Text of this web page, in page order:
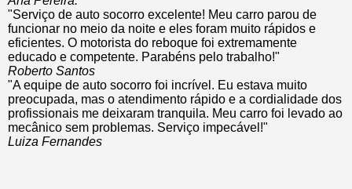
"Serviço de auto socorro excelente! Meu carro parou de
funcionar no meio da noite e eles foram muito rápidos e
eficientes. O motorista do reboque foi extremamente
educado e competente. Parabéns pelo trabalho!"
Roberto Santos
"A equipe de auto socorro foi incrível. Eu estava muito
preocupada, mas o atendimento rápido e a cordialidade dos
profissionais me deixaram tranquila. Meu carro foi levado ao
mecânico sem problemas. Serviço impecável!"
Luiza Fernandes